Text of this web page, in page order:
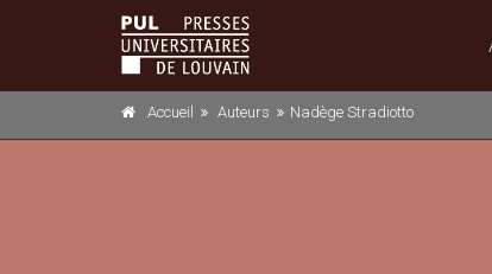
Accueil Auteurs Nadège Stradiotto